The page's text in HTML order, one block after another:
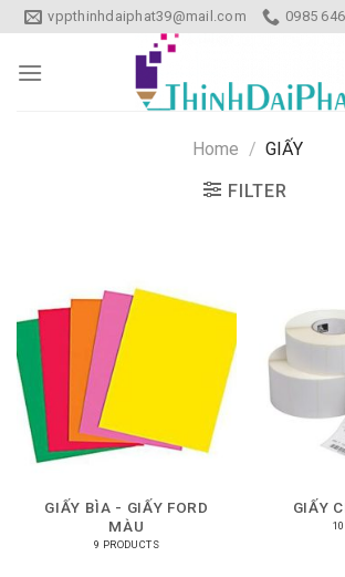
Skip
to
content
vppthinhdaiphat39@mail.com 0985
Home / GIẤY
FILTER
GIẤY BÌA - GIẤY FORD
MÀU
9 PRODUCTS
GIẤY